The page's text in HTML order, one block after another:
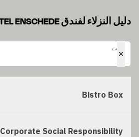
دليل النزلاء لفندق INTERCITYHOTEL ENSCHEDE
بحثبحث
Bistro Box
Corporate Social Responsibility